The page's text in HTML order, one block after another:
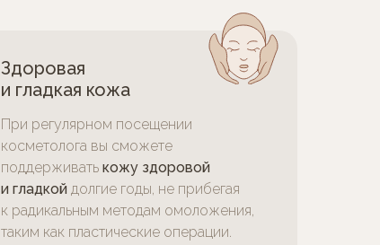
Здоровая
и гладкая кожа
При регулярном посещении
косметолога вы сможете
поддерживать кожу здоровой
и гладкой долгие годы, не прибегая
к радикальным методам омоложения,
таким как пластические операции.